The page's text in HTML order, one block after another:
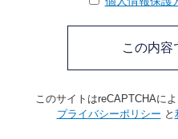
このサイトはreCAPTCHAに
プライバシーポリシー と